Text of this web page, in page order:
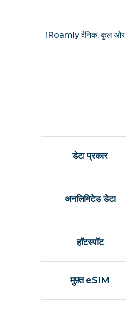
iRoamly दैनिक, कुल और
डेटा प्रकार
अनलिमिटेड डेटा
हॉटस्पॉट
मुफ़्त eSIM